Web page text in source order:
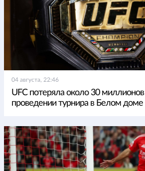
04 августа, 22:46
UFC потеряла около 30
проведении турнира в Белом доме